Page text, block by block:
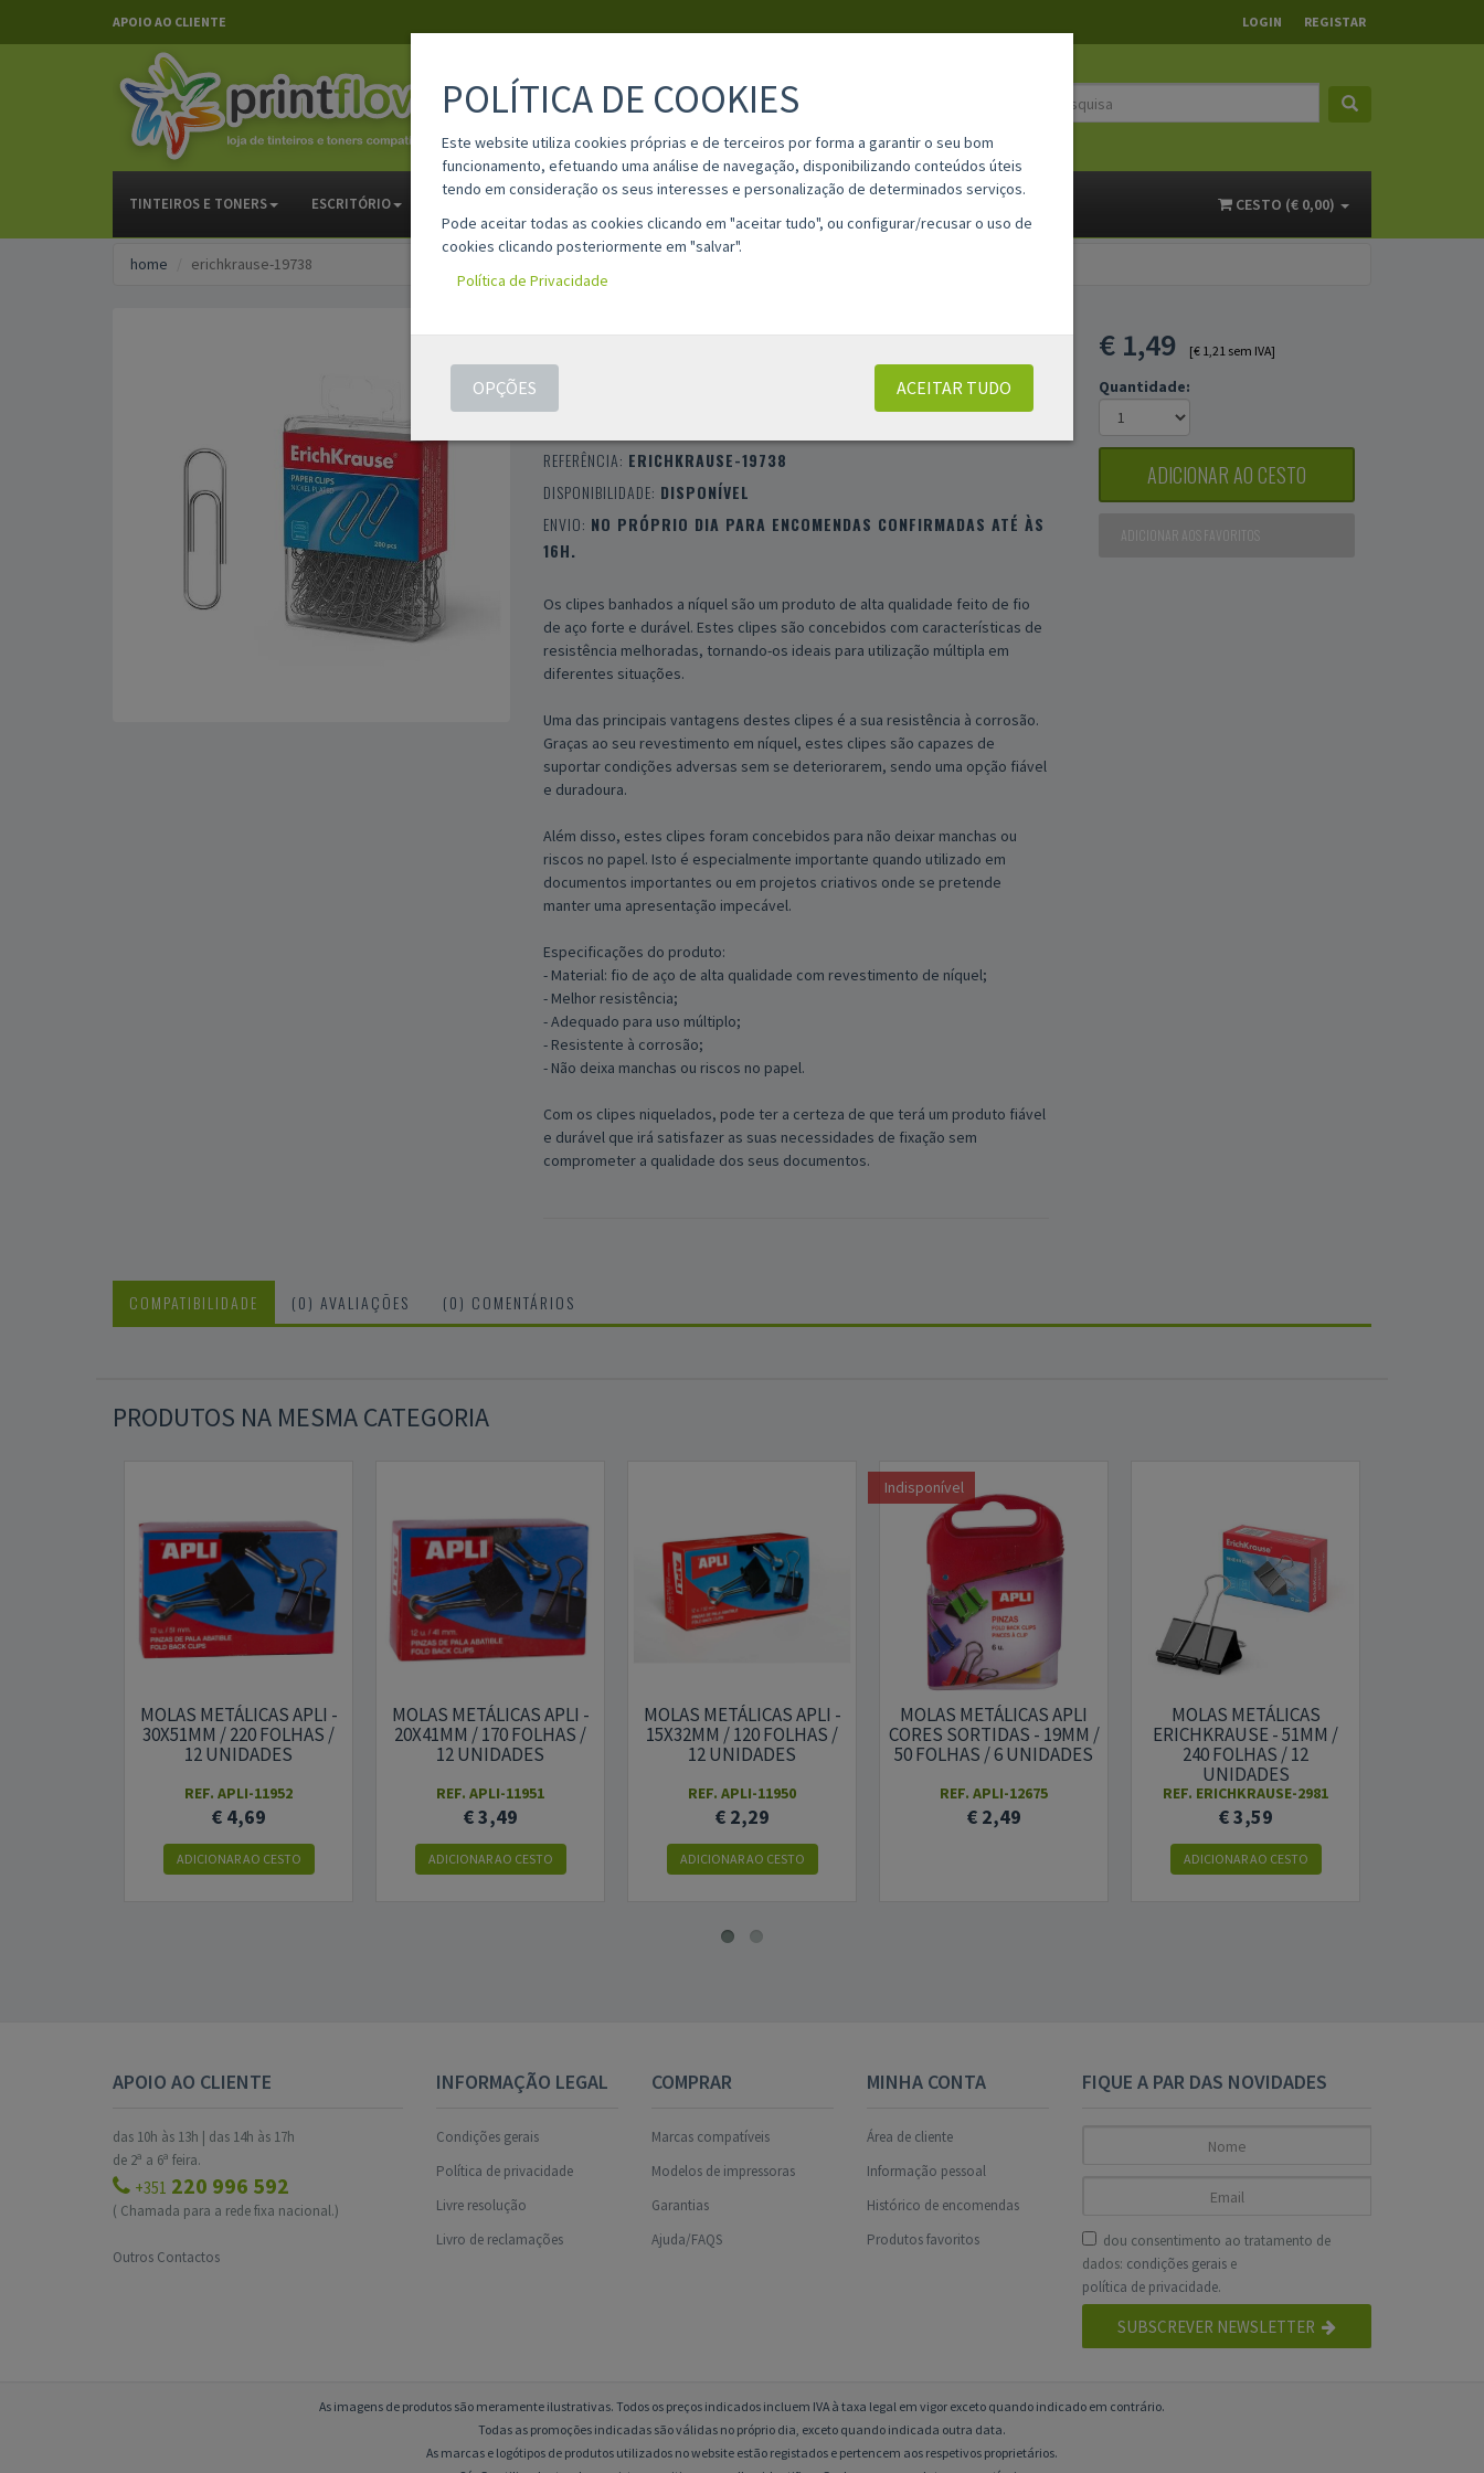
APOIO AO CLIENTE LOGIN REGISTAR
TINTEIROS E TONERS ESCRITÓRIO MATERIAL ESCOLAR INFORMAÇÕES CONTACTOS CESTO (€ 0,00)
home erichkrause-19738
0 COMENTÁRIOS
REFERÊNCIA: ERICHKRAUSE-19738
DISPONIBILIDADE: DISPONÍVEL
ENVIO: NO PRÓPRIO DIA PARA ENCOMENDAS CONFIRMADAS ATÉ ÀS
16H.
Os clipes banhados a níquel são um produto de alta qualidade feito de fio
de aço forte e durável. Estes clipes são concebidos com características de
resistência melhoradas, tornando-os ideais para utilização múltipla em
diferentes situações.
Uma das principais vantagens destes clipes é a sua resistência à corrosão.
Graças ao seu revestimento em níquel, estes clipes são capazes de
suportar condições adversas sem se deteriorarem, sendo uma opção fiável
e duradoura.
Além disso, estes clipes foram concebidos para não deixar manchas ou
riscos no papel. Isto é especialmente importante quando utilizado em
documentos importantes ou em projetos criativos onde se pretende
manter uma apresentação impecável.
Especificações do produto:
- Material: fio de aço de alta qualidade com revestimento de níquel;
- Melhor resistência;
- Adequado para uso múltiplo;
- Resistente à corrosão;
- Não deixa manchas ou riscos no papel.
Com os clipes niquelados, pode ter a certeza de que terá um produto fiável
e durável que irá satisfazer as suas necessidades de fixação sem
comprometer a qualidade dos seus documentos.
€ 1,49 [€ 1,21 sem IVA]
Quantidade:
ADICIONAR AO CESTO
ADICIONAR AOS FAVORITOS
COMPATIBILIDADE (0) AVALIAÇÕES (0) COMENTÁRIOS
PRODUTOS NA MESMA CATEGORIA
MOLAS METÁLICAS APLI -
30X51MM / 220 FOLHAS /
12 UNIDADES
REF. APLI-11952
€ 4,69
ADICIONAR AO CESTO
MOLAS METÁLICAS APLI -
20X41MM / 170 FOLHAS /
12 UNIDADES
REF. APLI-11951
€ 3,49
ADICIONAR AO CESTO
MOLAS METÁLICAS APLI -
15X32MM / 120 FOLHAS /
12 UNIDADES
REF. APLI-11950
€ 2,29
ADICIONAR AO CESTO
Indisponível
MOLAS METÁLICAS APLI
CORES SORTIDAS - 19MM /
50 FOLHAS / 6 UNIDADES
REF. APLI-12675
€ 2,49
MOLAS METÁLICAS
ERICHKRAUSE - 51MM /
240 FOLHAS / 12
UNIDADES
REF. ERICHKRAUSE-2981
€ 3,59
ADICIONAR AO CESTO
APOIO AO CLIENTE
das 10h às 13h | das 14h às 17h
de 2ª a 6ª feira.
+351 220 996 592
( Chamada para a rede fixa nacional.)
Outros Contactos
INFORMAÇÃO LEGAL
Condições gerais
Política de privacidade
Livre resolução
Livro de reclamações
COMPRAR
Marcas compatíveis
Modelos de impressoras
Garantias
Ajuda/FAQS
MINHA CONTA
Área de cliente
Informação pessoal
Histórico de encomendas
Produtos favoritos
FIQUE A PAR DAS NOVIDADES
dou consentimento ao tratamento de
dados: condições geraise
política de privacidade.
SUBSCREVER NEWSLETTER
As imagens de produtos são meramente ilustrativas. Todos os preços indicados incluem IVA à taxa legal em vigor exceto quando indicado em contrário.
Todas as promoções indicadas são válidas no próprio dia, exceto quando indicada outra data.
As marcas e logótipos de produtos utilizados no website estão registados e pertencem aos respetivos proprietários.
POLÍTICA DE COOKIES
Este website utiliza cookies próprias e de terceiros por forma a garantir o seu bom
funcionamento, efetuando uma análise de navegação, disponibilizando conteúdos úteis
tendo em consideração os seus interesses e personalização de determinados serviços.
Pode aceitar todas as cookies clicando em "aceitar tudo", ou configurar/recusar o uso de
cookies clicando posteriormente em "salvar".
Política de Privacidade
ACEITAR TUDO
OPÇÕES